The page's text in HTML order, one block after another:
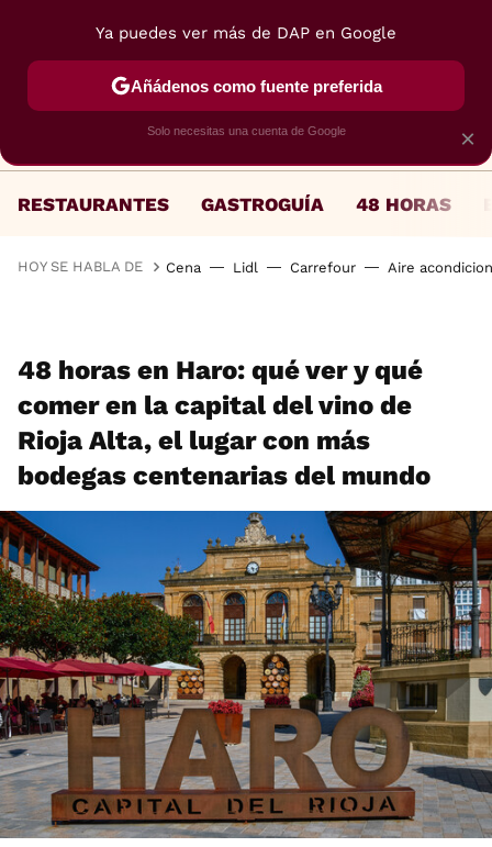
RESTAURANTES GASTROGUÍA 48 HORAS
HOY SE HABLA DE Cena Lidl Carrefour Aire
48 horas en Haro: qué ver y qué
comer en la capital del vino de
Rioja Alta, el lugar con más
bodegas centenarias del mundo
×
Ya puedes ver más de DAP en Google
Añádenos como fuente preferida
Solo necesitas una cuenta de Google